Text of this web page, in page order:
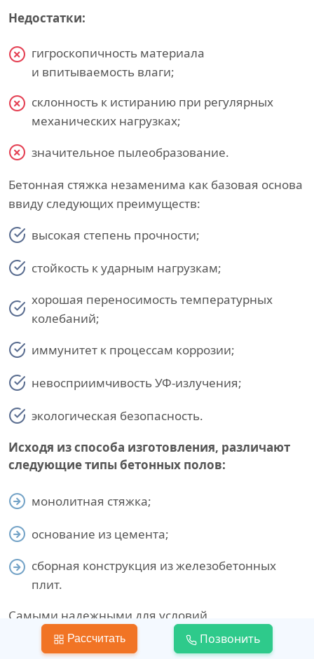
Недостатки:
гигроскопичность материала
и впитываемость влаги;
склонность к истиранию при регулярных
механических нагрузках;
значительное пылеобразование.
Бетонная стяжка незаменима как базовая основа
ввиду следующих преимуществ:
высокая степень прочности;
стойкость к ударным нагрузкам;
хорошая переносимость температурных
колебаний;
иммунитет к процессам коррозии;
невосприимчивость УФ-излучения;
экологическая безопасность.
Исходя из способа изготовления, различают
следующие типы бетонных полов:
монолитная стяжка;
основание из цемента;
сборная конструкция из железобетонных
плит.
Самыми надежными для условий
промышленности считаются полы из бетонных
плит. Однако из-за удобства монтажа,
Рассчитать Позвонить